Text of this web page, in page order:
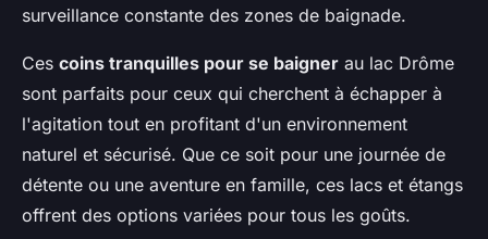
surveillance constante des zones de baignade.
Ces coins tranquilles pour se baigner au lac Drôme
sont parfaits pour ceux qui cherchent à échapper à
l'agitation tout en profitant d'un environnement
naturel et sécurisé. Que ce soit pour une journée de
détente ou une aventure en famille, ces lacs et étangs
offrent des options variées pour tous les goûts.